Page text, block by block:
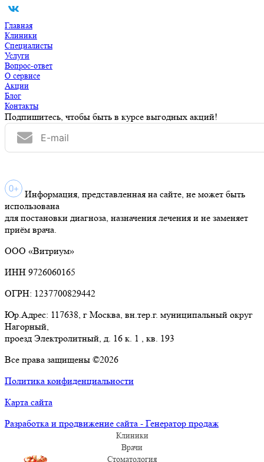
Главная
Клиники
Специалисты
Услуги
Вопрос-ответ
О сервисе
Акции
Блог
Контакты
Подпишитесь, чтобы быть в курсе выгодных акций!
Информация, представленная на сайте, не может быть
использована
для постановки диагноза, назначения лечения и не заменяет
приём врача.
ООО «Витриум»
ИНН 9726060165
ОГРН: 1237700829442
Юр.Адрес: 117638, г Москва, вн.тер.г. муниципальный округ
Нагорный,
проезд Электролитный, д. 16 к. 1 , кв. 193
Все права защищены ©2026
Политика конфиденциальности
Карта сайта
Разработка и продвижение сайта - Генератор продаж
Клиники
Врачи
Стоматология